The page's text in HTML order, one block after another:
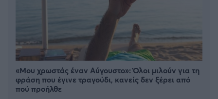
«Μου χρωστάς έναν Αύγουστο»: Όλοι μιλούν για τη
φράση που έγινε τραγούδι, κανείς δεν ξέρει από
πού προήλθε